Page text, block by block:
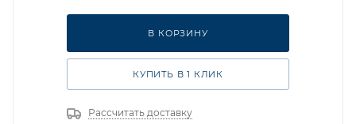
В КОРЗИНУ
КУПИТЬ В 1 КЛИК
Рассчитать доставку